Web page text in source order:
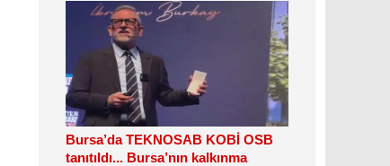
Bursa’da TEKNOSAB KOBİ OSB
tanıtıldı... Bursa’nın kalkınma